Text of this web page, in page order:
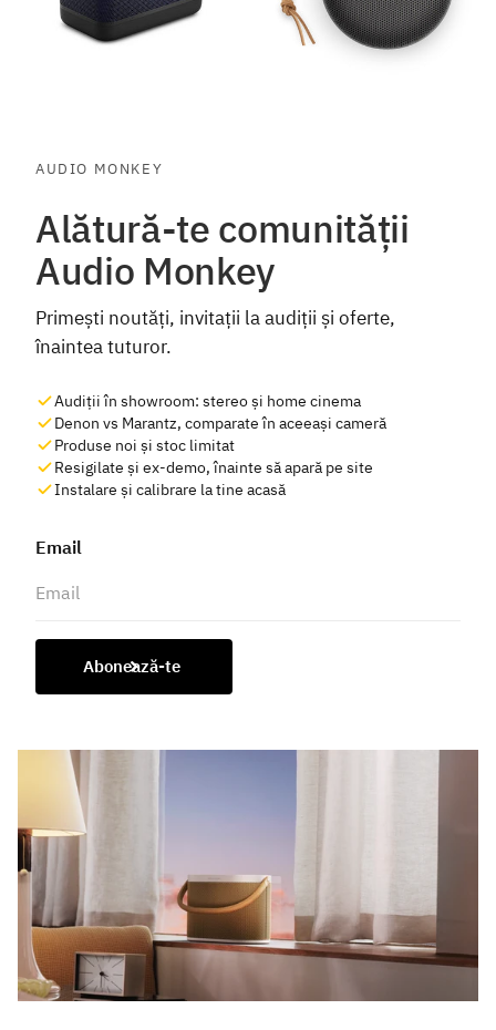
Vezi opțiuni Vezi opțiuni
AUDIO MONKEY
Alătură-te comunității
Audio Monkey
Primești noutăți, invitații la audiții și oferte,
înaintea tuturor.
Audiții în showroom: stereo și home cinema
Denon vs Marantz, comparate în aceeași cameră
Produse noi și stoc limitat
Resigilate și ex-demo, înainte să apară pe site
Instalare și calibrare la tine acasă
Email
Abonează-te